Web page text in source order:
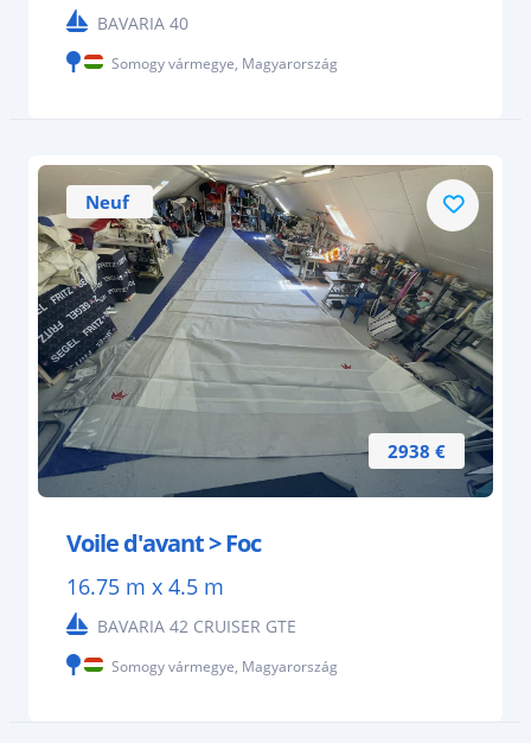
BAVARIA 40
Somogy vármegye, Magyarország
2938 €
Neuf
Voile d'avant > Foc
16.75 m x 4.5 m
BAVARIA 42 CRUISER GTE
Somogy vármegye, Magyarország